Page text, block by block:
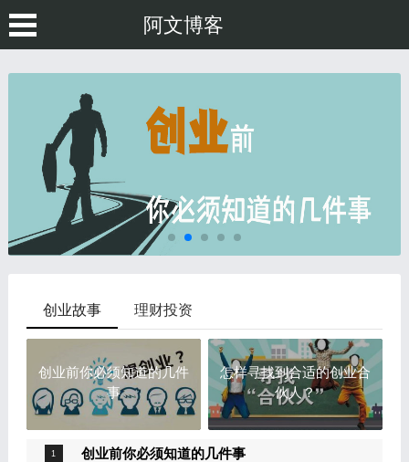
阿文博客
创业故事 理财投资
创业前你必须知道的几件
事
怎样寻找到合适的创业合
伙人？
创业前你必须知道的几件事